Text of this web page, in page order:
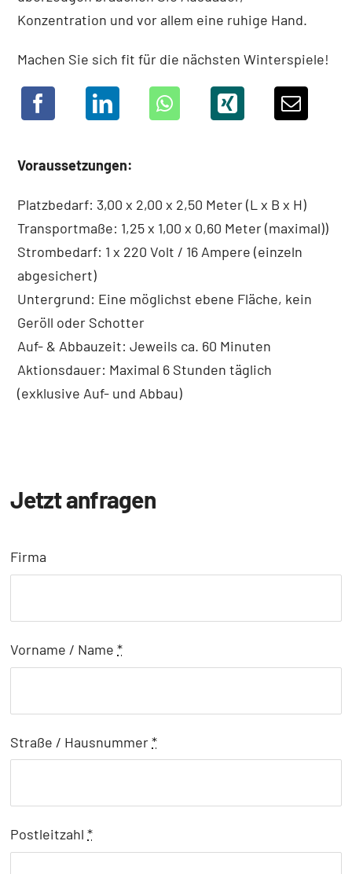
Konzentration und vor allem eine ruhige Hand.
Machen Sie sich fit für die nächsten Winterspiele!
Voraussetzungen:
Platzbedarf: 3,00 x 2,00 x 2,50 Meter (L x B x H)
Transportmaße: 1,25 x 1,00 x 0,60 Meter (maximal))
Strombedarf: 1 x 220 Volt / 16 Ampere (einzeln
abgesichert)
Untergrund: Eine möglichst ebene Fläche, kein
Geröll oder Schotter
Auf- & Abbauzeit: Jeweils ca. 60 Minuten
Aktionsdauer: Maximal 6 Stunden täglich
(exklusive Auf- und Abbau)
Jetzt anfragen
Firma
Vorname / Name*
Straße / Hausnummer*
Postleitzahl*